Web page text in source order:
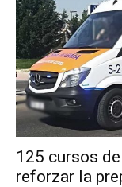
125 cursos
reforzar la